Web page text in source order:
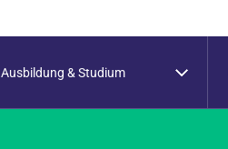
Ausbildung & Studium